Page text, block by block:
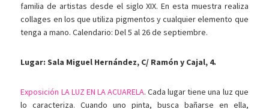
familia de artistas desde el siglo XIX. En esta muestra realiza
collages en los que utiliza pigmentos y cualquier elemento que
tenga a mano. Calendario: Del 5 al 26 de septiembre.
Lugar: Sala Miguel Hernández, C/ Ramón y Cajal, 4.
Exposición LA LUZ EN LA ACUARELA. Cada lugar tiene una luz que
lo caracteriza. Cuando uno pinta, busca bañarse en ella,